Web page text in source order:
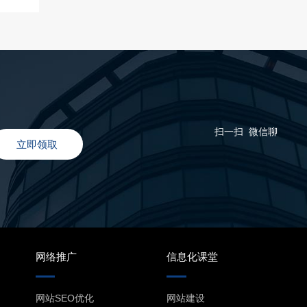
扫一扫 微信聊
立即领取
网络推广
网站SEO优化
信息化课堂
网站建设